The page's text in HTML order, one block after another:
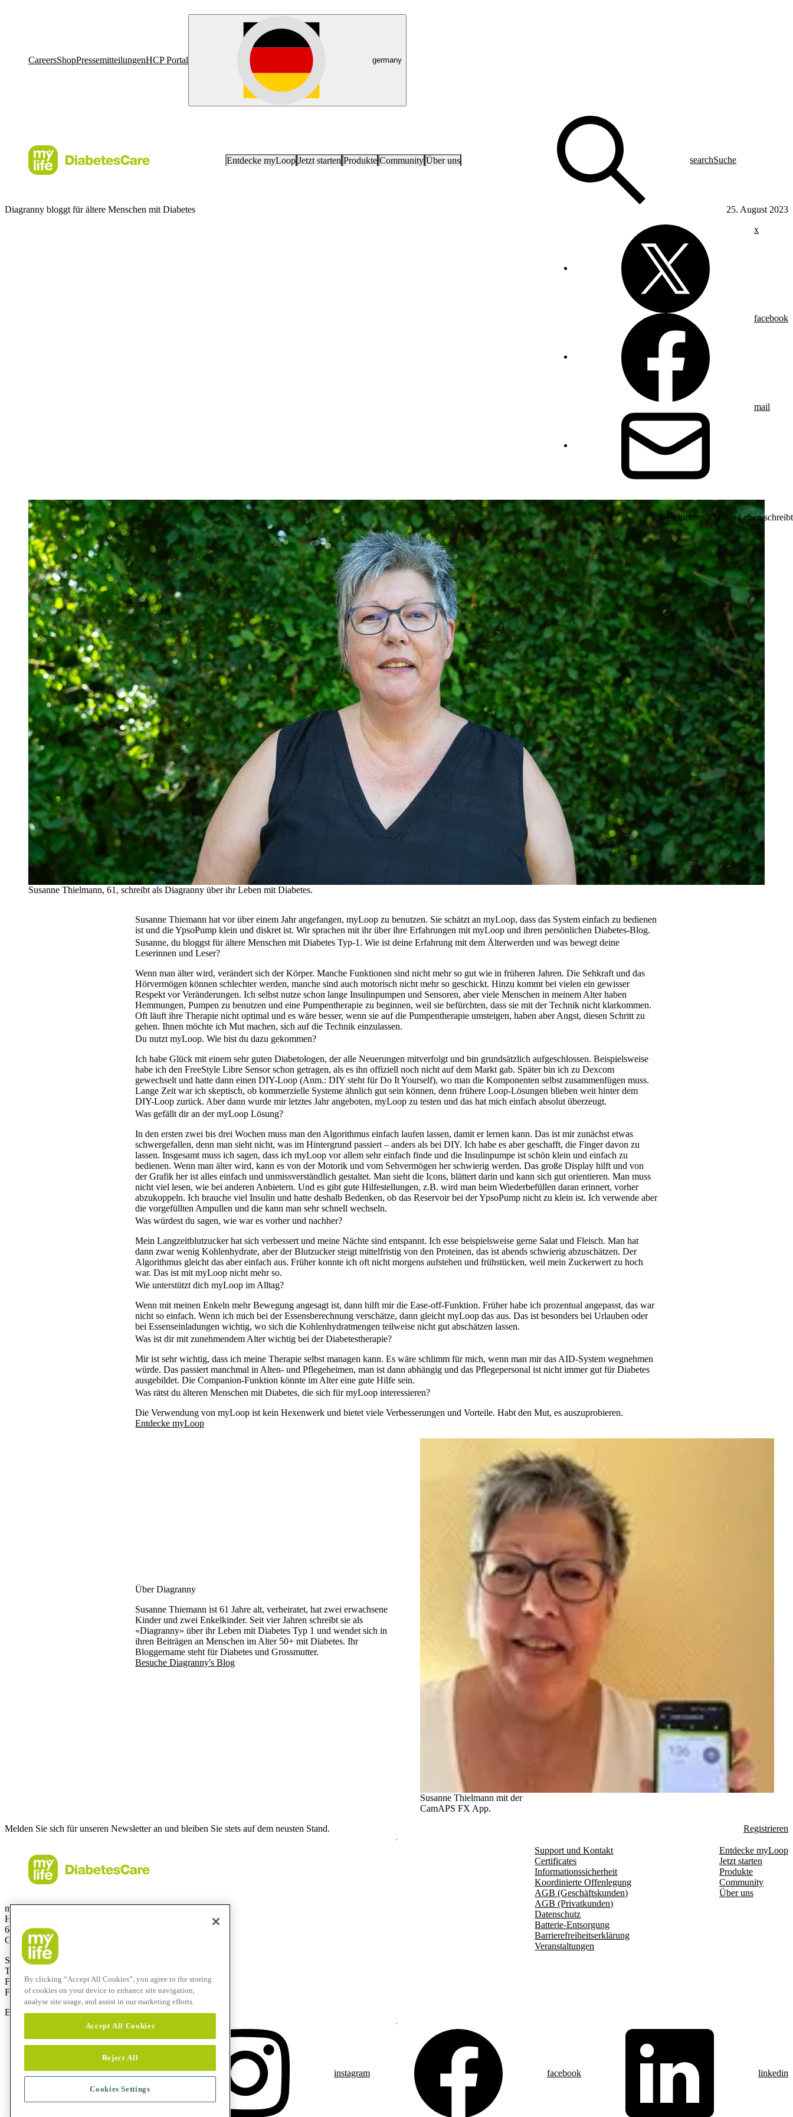
CareersShopPressemitteilungenHCP Portal germany
Entdecke myLoop Jetzt starten Produkte Community Über uns searchSuche
Diagranny bloggt für ältere Menschen mit Diabetes
25. August 2023
x
facebook
mail
Geschichten, die das Leben schreibt
Susanne Thielmann, 61, schreibt als Diagranny über ihr Leben mit Diabetes.
Susanne Thiemann hat vor über einem Jahr angefangen, myLoop zu benutzen. Sie schätzt an myLoop, dass das System einfach zu bedienen
ist und die YpsoPump klein und diskret ist. Wir sprachen mit ihr über ihre Erfahrungen mit myLoop und ihren persönlichen Diabetes-Blog.
Susanne, du bloggst für ältere Menschen mit Diabetes Typ-1. Wie ist deine Erfahrung mit dem Älterwerden und was bewegt deine
Leserinnen und Leser?
Wenn man älter wird, verändert sich der Körper. Manche Funktionen sind nicht mehr so gut wie in früheren Jahren. Die Sehkraft und das
Hörvermögen können schlechter werden, manche sind auch motorisch nicht mehr so geschickt. Hinzu kommt bei vielen ein gewisser
Respekt vor Veränderungen. Ich selbst nutze schon lange Insulinpumpen und Sensoren, aber viele Menschen in meinem Alter haben
Hemmungen, Pumpen zu benutzen und eine Pumpentherapie zu beginnen, weil sie befürchten, dass sie mit der Technik nicht klarkommen.
Oft läuft ihre Therapie nicht optimal und es wäre besser, wenn sie auf die Pumpentherapie umsteigen, haben aber Angst, diesen Schritt zu
gehen. Ihnen möchte ich Mut machen, sich auf die Technik einzulassen.
Du nutzt myLoop. Wie bist du dazu gekommen?
Ich habe Glück mit einem sehr guten Diabetologen, der alle Neuerungen mitverfolgt und bin grundsätzlich aufgeschlossen. Beispielsweise
habe ich den FreeStyle Libre Sensor schon getragen, als es ihn offiziell noch nicht auf dem Markt gab. Später bin ich zu Dexcom
gewechselt und hatte dann einen DIY-Loop (Anm.: DIY steht für Do It Yourself), wo man die Komponenten selbst zusammenfügen muss.
Lange Zeit war ich skeptisch, ob kommerzielle Systeme ähnlich gut sein können, denn frühere Loop-Lösungen blieben weit hinter dem
DIY-Loop zurück. Aber dann wurde mir letztes Jahr angeboten, myLoop zu testen und das hat mich einfach absolut überzeugt.
Was gefällt dir an der myLoop Lösung?
In den ersten zwei bis drei Wochen muss man den Algorithmus einfach laufen lassen, damit er lernen kann. Das ist mir zunächst etwas
schwergefallen, denn man sieht nicht, was im Hintergrund passiert – anders als bei DIY. Ich habe es aber geschafft, die Finger davon zu
lassen. Insgesamt muss ich sagen, dass ich myLoop vor allem sehr einfach finde und die Insulinpumpe ist schön klein und einfach zu
bedienen. Wenn man älter wird, kann es von der Motorik und vom Sehvermögen her schwierig werden. Das große Display hilft und von
der Grafik her ist alles einfach und unmissverständlich gestaltet. Man sieht die Icons, blättert darin und kann sich gut orientieren. Man muss
nicht viel lesen, wie bei anderen Anbietern. Und es gibt gute Hilfestellungen, z.B. wird man beim Wiederbefüllen daran erinnert, vorher
abzukoppeln. Ich brauche viel Insulin und hatte deshalb Bedenken, ob das Reservoir bei der YpsoPump nicht zu klein ist. Ich verwende aber
die vorgefüllten Ampullen und die kann man sehr schnell wechseln.
Was würdest du sagen, wie war es vorher und nachher?
Mein Langzeitblutzucker hat sich verbessert und meine Nächte sind entspannt. Ich esse beispielsweise gerne Salat und Fleisch. Man hat
dann zwar wenig Kohlenhydrate, aber der Blutzucker steigt mittelfristig von den Proteinen, das ist abends schwierig abzuschätzen. Der
Algorithmus gleicht das aber einfach aus. Früher konnte ich oft nicht morgens aufstehen und frühstücken, weil mein Zuckerwert zu hoch
war. Das ist mit myLoop nicht mehr so.
Wie unterstützt dich myLoop im Alltag?
Wenn mit meinen Enkeln mehr Bewegung angesagt ist, dann hilft mir die Ease-off-Funktion. Früher habe ich prozentual angepasst, das war
nicht so einfach. Wenn ich mich bei der Essensberechnung verschätze, dann gleicht myLoop das aus. Das ist besonders bei Urlauben oder
bei Essenseinladungen wichtig, wo sich die Kohlenhydratmengen teilweise nicht gut abschätzen lassen.
Was ist dir mit zunehmendem Alter wichtig bei der Diabetestherapie?
Mir ist sehr wichtig, dass ich meine Therapie selbst managen kann. Es wäre schlimm für mich, wenn man mir das AID-System wegnehmen
würde. Das passiert manchmal in Alten- und Pflegeheimen, man ist dann abhängig und das Pflegepersonal ist nicht immer gut für Diabetes
ausgebildet. Die Companion-Funktion könnte im Alter eine gute Hilfe sein.
Was rätst du älteren Menschen mit Diabetes, die sich für myLoop interessieren?
Die Verwendung von myLoop ist kein Hexenwerk und bietet viele Verbesserungen und Vorteile. Habt den Mut, es auszuprobieren.
Entdecke myLoop
Über Diagranny
Susanne Thiemann ist 61 Jahre alt, verheiratet, hat zwei erwachsene
Kinder und zwei Enkelkinder. Seit vier Jahren schreibt sie als
«Diagranny» über ihr Leben mit Diabetes Typ 1 und wendet sich in
ihren Beiträgen an Menschen im Alter 50+ mit Diabetes. Ihr
Bloggername steht für Diabetes und Grossmutter.
Besuche Diagranny's Blog
Susanne Thielmann mit der
CamAPS FX App.
Melden Sie sich für unseren Newsletter an und bleiben Sie stets auf dem neusten Stand.
Registrieren
mylife Diabetes Care GmbH
Höchster Stra
65835 Liederbach
Germany
Service-Hotline: 0800 9776633
T
F
+49 69 310 197-100
Free-Fax:0800 9776634
E-Mail: info@mylife-diabetescare.de
Support und Kontakt
Certificates
Informationssicherheit
Koordinierte Offenlegung
AGB (Geschäftskunden)
AGB (Privatkunden)
Datenschutz
Batterie-Entsorgung
Barrierefreiheitserklärung
Veranstaltungen
Entdecke myLoop
Jetzt starten
Produkte
Community
Über uns
instagram facebook linkedin
By clicking “Accept All Cookies”, you agree to the storing
of cookies on your device to enhance site navigation,
analyse site usage, and assist in our marketing efforts.
Accept All Cookies
Reject All
Cookies Settings